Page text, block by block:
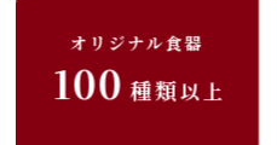
オリジナル食器
100 種類以上